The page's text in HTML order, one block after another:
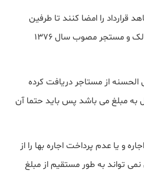
قرارداد را امضا کنند تا طرفین
قرارداد بتوانند از مزایای قانون مالک و مستجر مصوب سال 1376
الحسنه از مستاجر دریافت کرده
به مبلغ می باشد پس باید حتما آن
و یا عدم پرداخت اجاره بها را از
تواند به طور مستقیم از مبلغ